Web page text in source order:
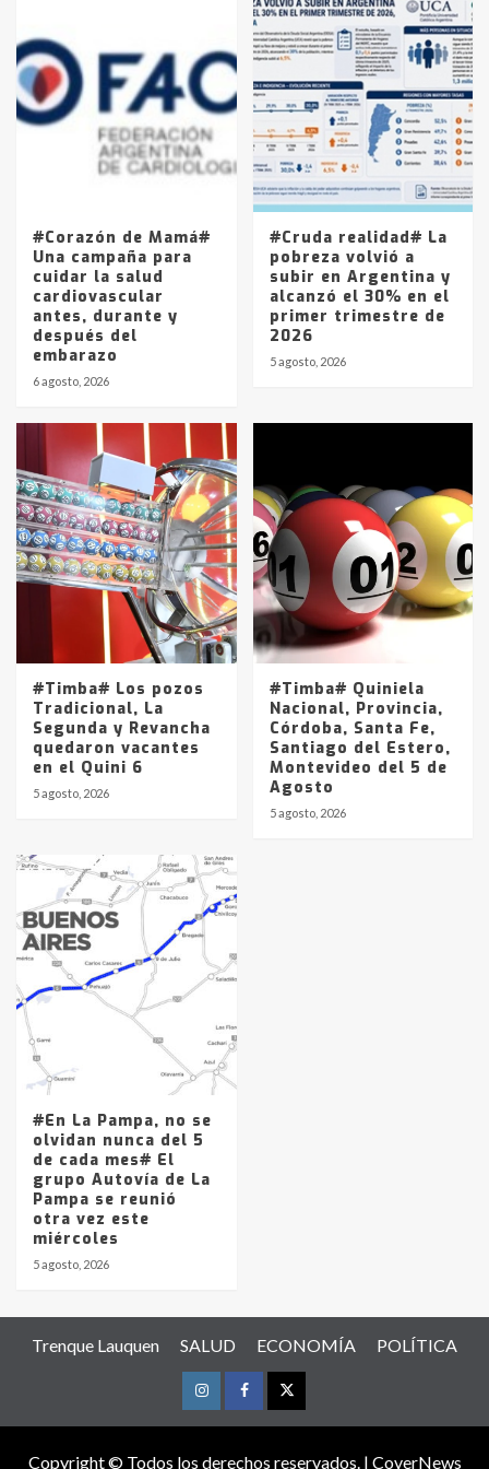
4
Accidente en Ruta 5: falleció un
joven de Trenque Lauquen
Los precios de los combustibles en
La Pampa, desde YPF hasta Axion
entre 857 a 1338 pesos
#Corazón de Mamá#
Una campaña para
cuidar la salud
cardiovascular
antes, durante y
después del
embarazo
6 agosto, 2026
#Cruda realidad# La
pobreza volvió a
subir en Argentina y
alcanzó el 30% en el
primer trimestre de
2026
5 agosto, 2026
#Timba# Los pozos
Tradicional, La
Segunda y Revancha
quedaron vacantes
en el Quini 6
5 agosto, 2026
#Timba# Quiniela
Nacional, Provincia,
Córdoba, Santa Fe,
Santiago del Estero,
Montevideo del 5 de
Agosto
5 agosto, 2026
#En La Pampa, no se
olvidan nunca del 5
de cada mes# El
grupo Autovía de La
Pampa se reunió
otra vez este
miércoles
5 agosto, 2026
Trenque Lauquen SALUD ECONOMÍA POLÍTICA
InstagramFacebookTwitter
Copyright © Todos los derechos reservados. | CoverNews